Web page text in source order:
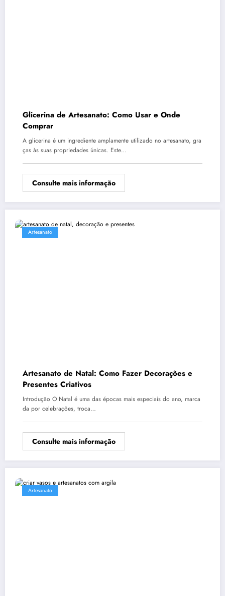
Glicerina de Artesanato: Como Usar e Onde
Comprar
A glicerina é um ingrediente amplamente utilizado no artesanato, gra
ças às suas propriedades únicas. Este…
Consulte mais informação
Artesanato
Artesanato de Natal: Como Fazer Decorações e
Presentes Criativos
Introdução O Natal é uma das épocas mais especiais do ano, marca
da por celebrações, troca…
Consulte mais informação
Artesanato